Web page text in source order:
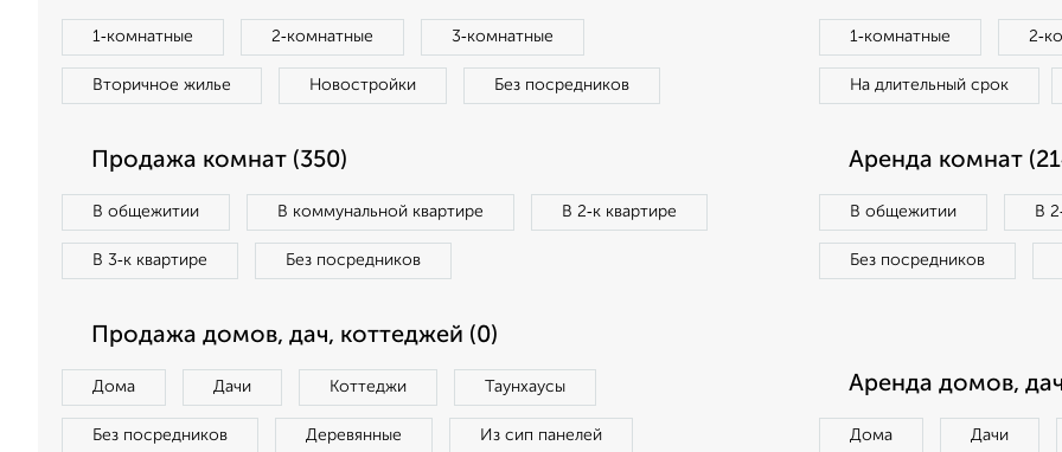
1‑комнатные 2‑комнатные 3‑комнатные
Вторичное жилье Новостройки Без посредников
1‑комнатные
На длительный срок
Продажа комнат (350)
В общежитии В коммунальной квартире В 2‑к квартире
В 3‑к квартире Без посредников
Аренда комнат
В общежитии В
Без посредников
Продажа домов, дач, коттеджей (0)
Дома Дачи Коттеджи Таунхаусы
Без посредников Деревянные Из сип панелей
Аренда домов,
Дома Дачи